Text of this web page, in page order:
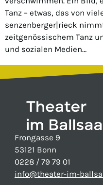
Tanz – etwas, das von
senzenberger|rieck
zeitgenössischem Tanz
und sozialen Medien…
Frongasse 9
53121 Bonn
0228 / 79 79 01
info@theater-im-